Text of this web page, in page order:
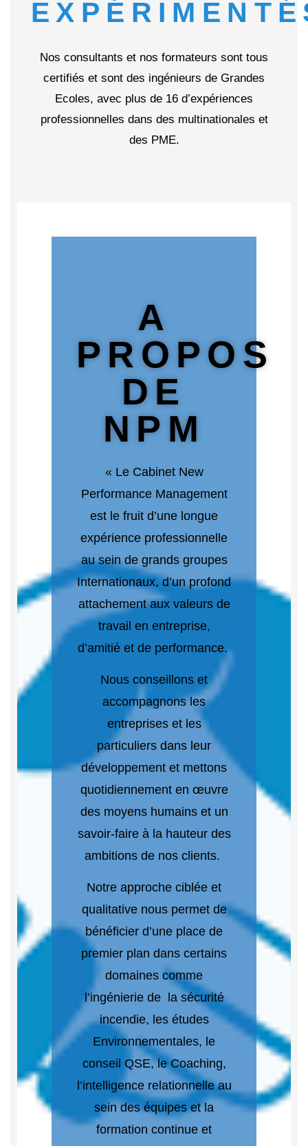
Nos consultants et nos formateurs sont tous
certifiés et sont des ingénieurs de Grandes
Ecoles, avec plus de 16 d’expériences
professionnelles dans des multinationales et
des PME.
A
PROPOS
DE
NPM
« Le Cabinet New
Performance Management
est le fruit d’une longue
expérience professionnelle
au sein de grands groupes
Internationaux, d’un profond
attachement aux valeurs de
travail en entreprise,
d’amitié et de performance.
Nous conseillons et
accompagnons les
entreprises et les
particuliers dans leur
développement et mettons
quotidiennement en œuvre
des moyens humains et un
savoir-faire à la hauteur des
ambitions de nos clients.
Notre approche ciblée et
qualitative nous permet de
bénéficier d’une place de
premier plan dans certains
domaines comme
l’ingénierie de la sécurité
incendie, les études
Environnementales, le
conseil QSE, le Coaching,
l’intelligence relationnelle au
sein des équipes et la
formation continue et